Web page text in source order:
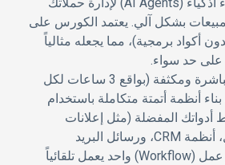
بشكل آلي. يعتمد الكورس على
أكواد برمجية)، مما يجعله مثالياً
على حد سواء.
من خلال 5 جلسات مباشرة ومكثفة (بواقع 3 ساعات لكل
أنظمة أتمتة متكاملة باستخدام
أدواتك المفضلة (مثل إعلانات
فيسبوك، نماذج جوجل، أنظمة CRM، ورسائل البريد
الإلكتروني) في مسار عمل (Workflow) واحد يعمل تلقائياً